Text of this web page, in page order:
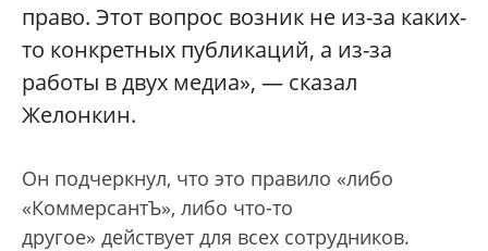
право. Этот вопрос возник не из-за каких-
то конкретных публикаций, а из-за
работы в двух медиа», — сказал
Желонкин.
Он подчеркнул, что это правило «либо
«КоммерсантЪ», либо что-то
другое» действует для всех сотрудников.